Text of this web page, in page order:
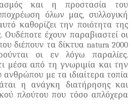
και η προστασία του
όλων μας, συλλογική
καθορίζει την ποιότητα της
Ουδέποτε έχουν παραβιαστεί οι
διέπουν τα δίκτυα natura 2000
οι εν λόγω παραλίες.
μέσα από τη γνωριμία και την
με τα ιδιαίτερα τοπία
η ανάγκη διατήρησης και
πλούτου που τόσο απλόχερα